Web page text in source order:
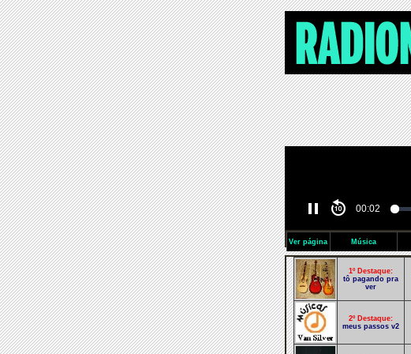
00:02
Ver página Música
1º Destaque:
tô pagando pra
ver
2º Destaque:
meus passos v2